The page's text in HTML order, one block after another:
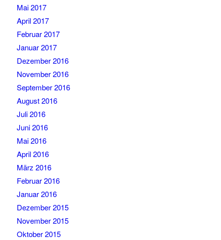
Mai 2017
April 2017
Februar 2017
Januar 2017
Dezember 2016
November 2016
September 2016
August 2016
Juli 2016
Juni 2016
Mai 2016
April 2016
März 2016
Februar 2016
Januar 2016
Dezember 2015
November 2015
Oktober 2015